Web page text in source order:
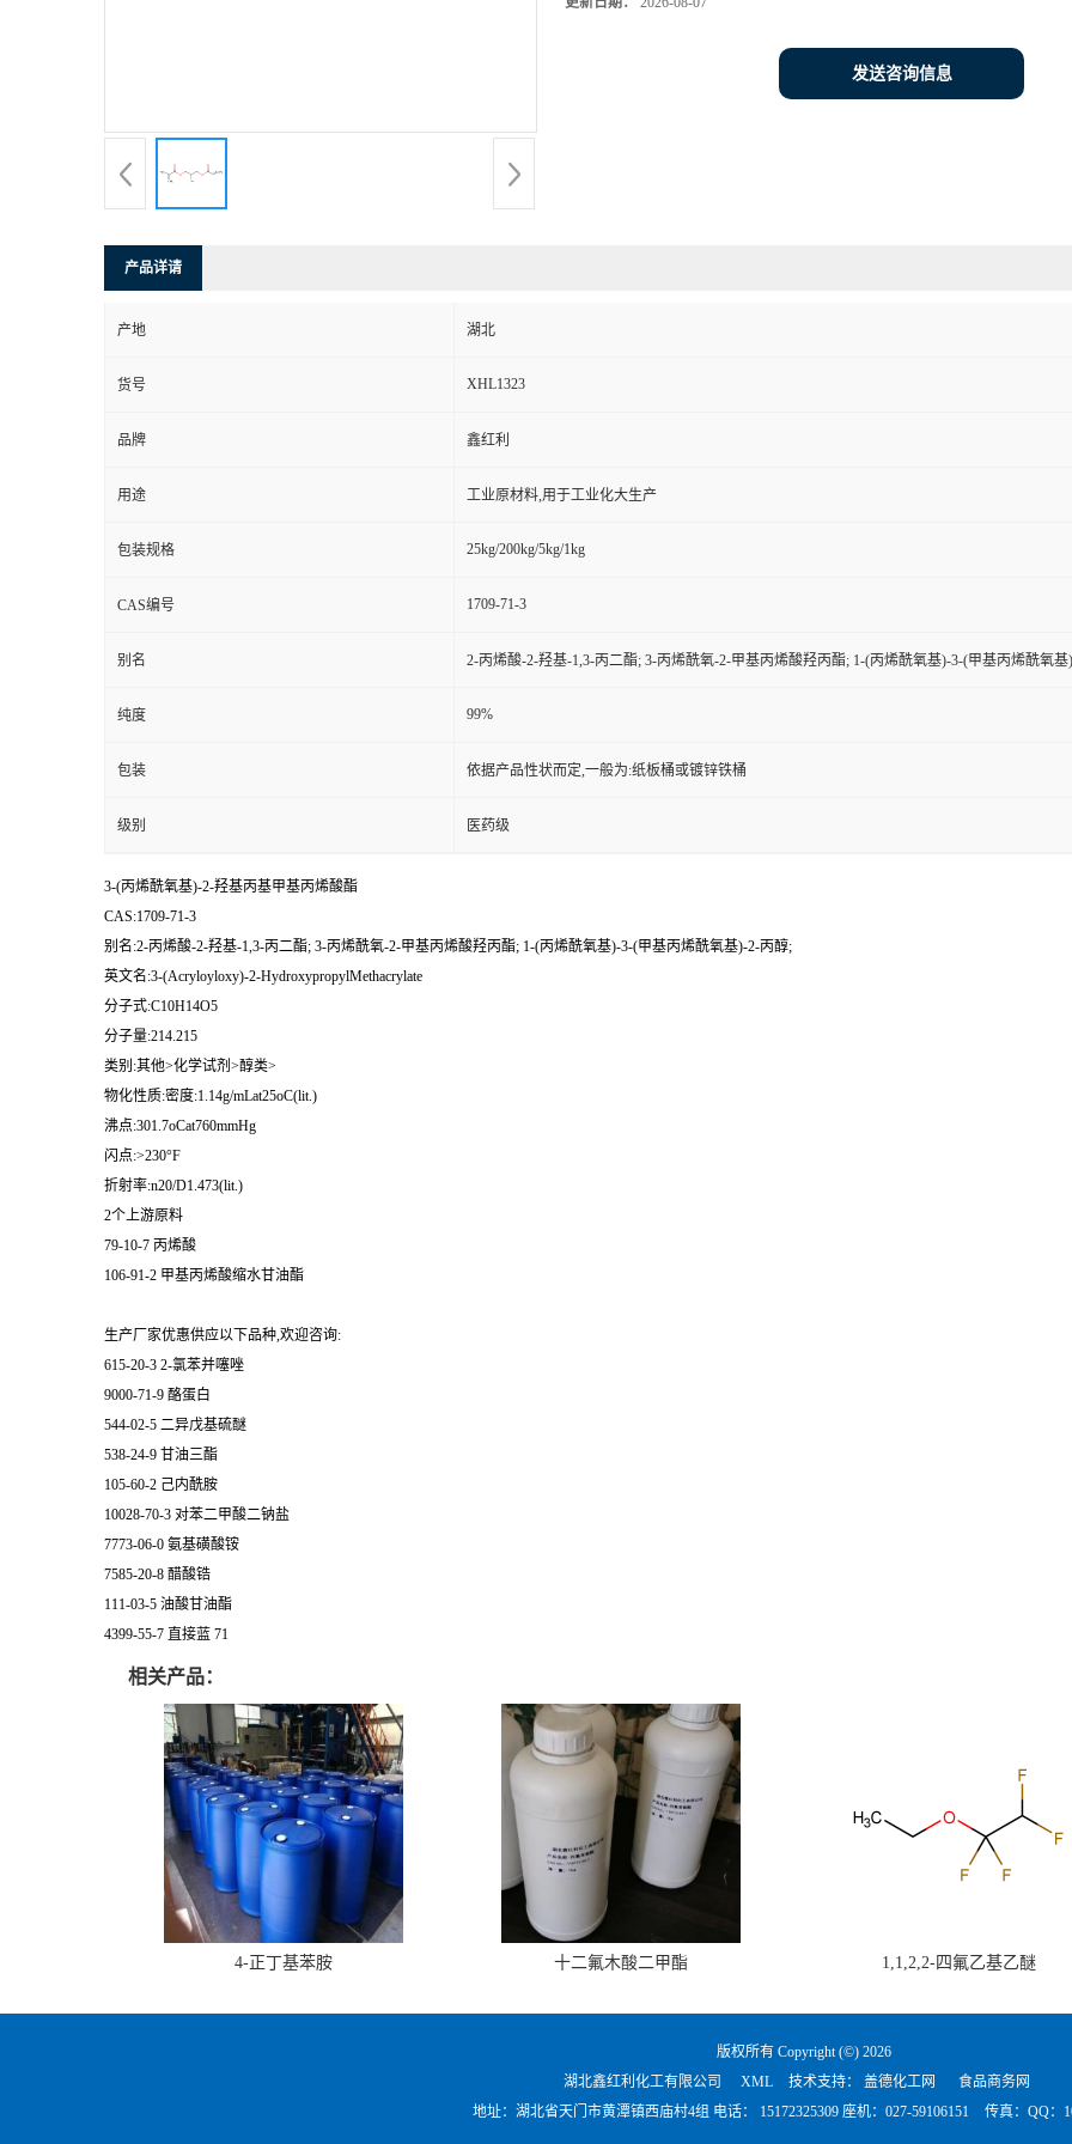
发送咨询信息
产品详请
产地 湖北
货号 XHL1323
品牌 鑫红利
用途 工业原材料,用于工业化大生产
包装规格 25kg/200kg/5kg/1kg
CAS编号 1709-71-3
别名 2-丙烯酸-2-羟基-1,3-丙二酯; 3-丙烯酰氧-2-甲基丙烯酸羟丙酯; 1-(丙烯酰氧基)-3-(甲基丙烯酰氧基
纯度 99%
包装 依据产品性状而定,一般为:纸板桶或镀锌铁桶
级别 医药级
3-(丙烯酰氧基)-2-羟基丙基甲基丙烯酸酯
CAS:1709-71-3
别名:2-丙烯酸-2-羟基-1,3-丙二酯; 3-丙烯酰氧-2-甲基丙烯酸羟丙酯; 1-(丙烯酰氧基)-3-(甲基丙烯酰氧基)-2-丙醇;
英文名:3-(Acryloyloxy)-2-HydroxypropylMethacrylate
分子式:C10H14O5
分子量:214.215
类别:其他>化学试剂>醇类>
物化性质:密度:1.14g/mLat25oC(lit.)
沸点:301.7oCat760mmHg
闪点:>230°F
折射率:n20/D1.473(lit.)
2个上游原料
79-10-7 丙烯酸
106-91-2 甲基丙烯酸缩水甘油酯
生产厂家优惠供应以下品种,欢迎咨询:
615-20-3 2-氯苯并噻唑
9000-71-9 酪蛋白
544-02-5 二异戊基硫醚
538-24-9 甘油三酯
105-60-2 己内酰胺
10028-70-3 对苯二甲酸二钠盐
7773-06-0 氨基磺酸铵
7585-20-8 醋酸锆
111-03-5 油酸甘油酯
4399-55-7 直接蓝 71
相关产品：
4-正丁基苯胺 十二氟木酸二甲酯 1,1,2,2-四氟乙基乙醚
版权所有 Copyright (©) 2026
湖北鑫红利化工有限公司
XML 技术支持： 盖德化工网
食品商务网
地址：湖北省天门市黄潭镇西庙村4组 电话：
15172325309 座机：027-59106151 传真：QQ：